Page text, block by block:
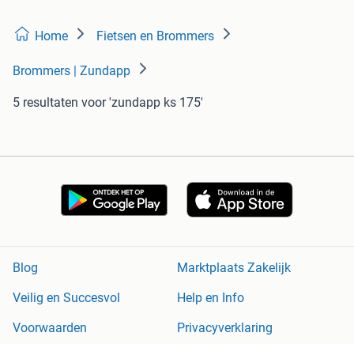
Home Fietsen en Brommers
Brommers | Zundapp
5 resultaten voor 'zundapp ks 175'
Blog
Marktplaats Zakelijk
Veilig en Succesvol
Help en Info
Voorwaarden
Privacyverklaring